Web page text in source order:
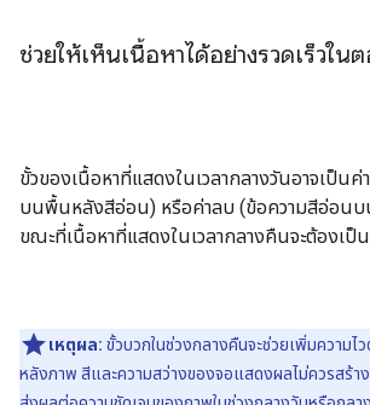
ช่วยให้เห็นเนื้อหาได้อย่างรวดเร็วใน
ขั้วของเนื้อหาที่แสดงในเวลากลางวันอาจเป็น
บนพื้นหลังสีอ่อน) หรือค่าลบ (ข้อความสีอ่อน
ขณะที่เนื้อหาที่แสดงในเวลากลางคืนจะต้องเป็
เหตุผล: ขั้วบวกในช่วงกลางคืนจะช่วยเพิ่มความไ
หลังภาพ สีและความสว่างของจอแสดงผลไม่ควรสร้า